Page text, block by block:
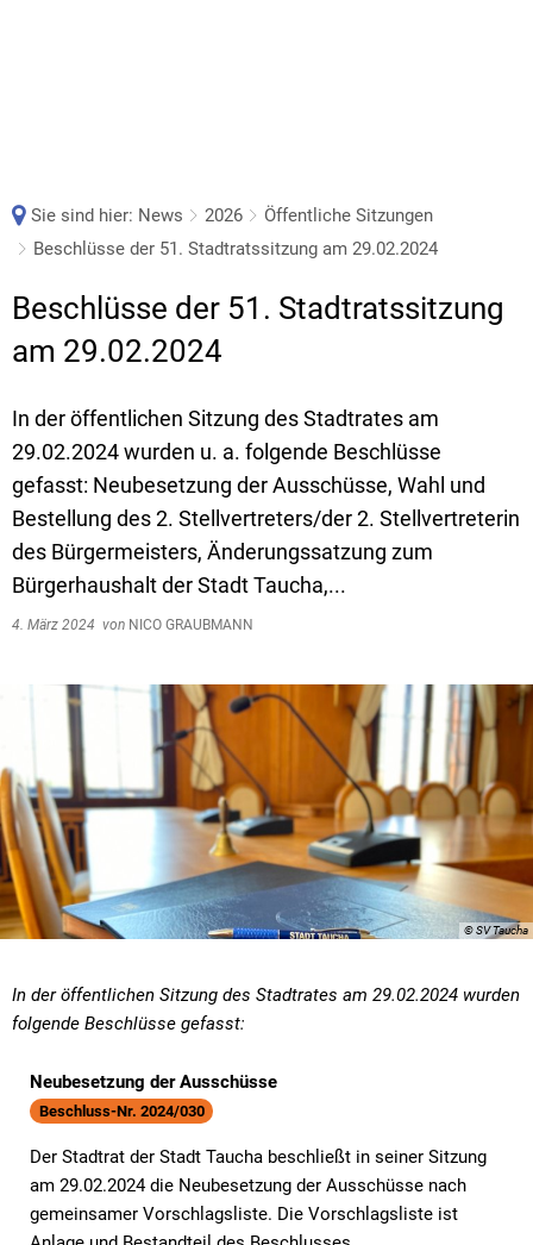
Sie sind hier: News 2026
Öffentliche Sitzungen
Beschlüsse der 51. Stadtratssitzung am 29.02.2024
Beschlüsse der 51. Stadtratssitzung
am 29.02.2024
In der öffentlichen Sitzung des Stadtrates am
29.02.2024 wurden u. a. folgende Beschlüsse
gefasst: Neubesetzung der Ausschüsse, Wahl und
Bestellung des 2. Stellvertreters/der 2. Stellvertreterin
des Bürgermeisters, Änderungssatzung zum
Bürgerhaushalt der Stadt Taucha,...
4. März 2024 von NICO GRAUBMANN
© SV Taucha
In der öffentlichen Sitzung des Stadtrates am 29.02.2024 wurden
folgende Beschlüsse gefasst:
Neubesetzung der Ausschüsse
Beschluss-Nr. 2024/030
Der Stadtrat der Stadt Taucha beschließt in seiner Sitzung
am 29.02.2024 die Neubesetzung der Ausschüsse nach
gemeinsamer Vorschlagsliste. Die Vorschlagsliste ist